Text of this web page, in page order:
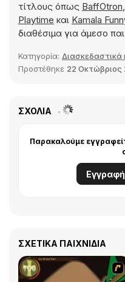
τίτλους όπως BaffOtron,
Playtime και Kamala
διαθέσιμα για άμεσο
Κατηγορία: Διασκεδαστικά
Προστέθηκε 22 Οκτώβριος
ΣΧΌΛΙΑ
Παρακαλούμε
Εγγραφή
ΣΧΕΤΙΚΆ ΠΑΙΧΝΊΔΙΑ